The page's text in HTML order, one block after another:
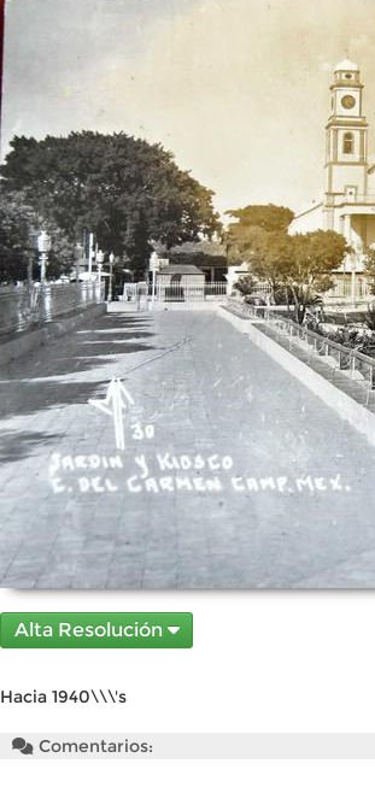
Alta Resolución
Hacia 1940\\\'s
Comentarios: